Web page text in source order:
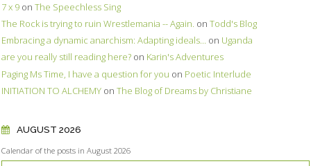
7 x 9 on The Speechless Sing
The Rock is trying to ruin Wrestlemania -- Again. on Todd's Blog
Embracing a dynamic anarchism: Adapting ideals... on Uganda
are you really still reading here? on Karin's Adventures
Paging Ms Time, I have a question for you on Poetic Interlude
INITIATION TO ALCHEMY on The Blog of Dreams by Christiane
AUGUST 2026
Calendar of the posts in August 2026